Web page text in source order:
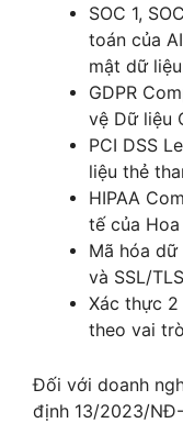
SOC 1,
toán của
mật dữ
GDPR
vệ Dữ liệu
PCI DSS
liệu thẻ
HIPAA
tế của Hoa
Mã hóa
và SSL/
Xác thực
theo vai
Đối với doanh
định 13/2023/